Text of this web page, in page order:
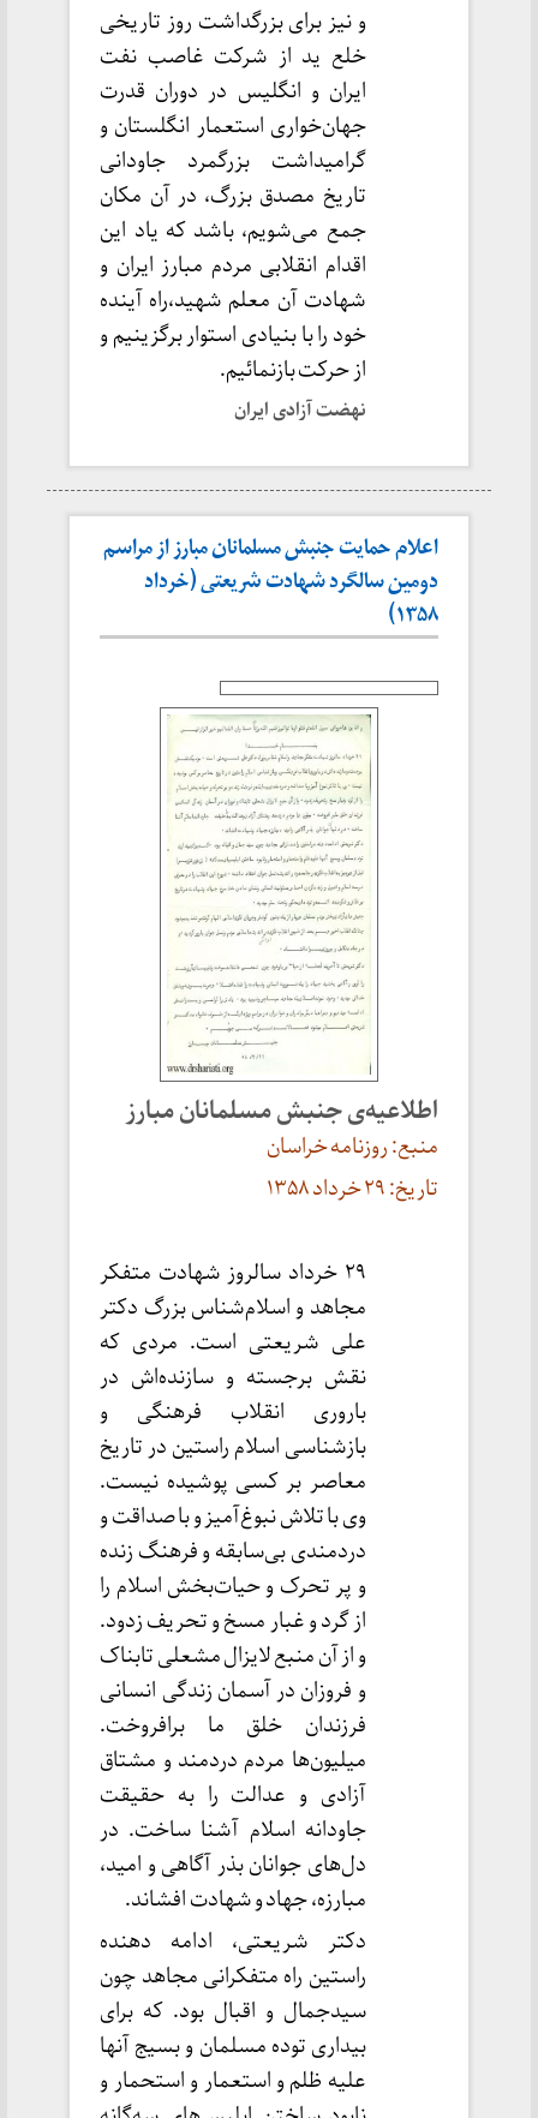
و نیز برای بزرگداشت روز تاریخی
خلع ید از شرکت غاصب نفت
ایران و انگلیس در دوران قدرت
جهان‌خواری استعمار انگلستان و
گرامیداشت بزرگمرد جاودانی
تاریخ مصدق بزرگ، در آن مکان
جمع می‌شویم، باشد که یاد این
اقدام انقلابی مردم مبارز ایران و
شهادت آن معلم شهید،راه آینده
خود را با بنیادی استوار برگزینیم و
از حرکت بازنمائیم.
نهضت آزادی ایران
اعلام حمایت جنبش مسلمانان مبارز از مراسم
دومین سالگرد شهادت شریعتی (خرداد
۱۳۵۸)
اطلاعیه‌ی جنبش مسلمانان مبارز
منبع: روزنامه خراسان
تاریخ: ۲۹ خرداد
۱۳۵۸
۲۹ خرداد سالروز شهادت متفکر
مجاهد و اسلام‌شناس بزرگ دکتر
علی شریعتی است. مردی‌ که
نقش برجسته و سازنده‌اش در
باروری انقلاب فرهنگی و
بازشناسی اسلام راستین در تاریخ
معاصر بر کسی پوشیده نیست.
وی با تلاش نبوغ‌آمیز و با صداقت و
دردمندی بی‌سابقه و فرهنگ زنده
و پر تحرک و حیات‌بخش اسلام را
از گرد و غبار مسخ و تحریف زدود.
و از آن منبع لایزال مشعلی تابناک
و فروزان در آسمان زندگی انسانی
فرزندان خلق ما برافروخت.
میلیون‌ها مردم دردمند و مشتاق
آزادی و عدالت را به حقیقت
جاودانه اسلام آشنا ساخت. در
دل‌های جوانان بذر آگاهی و امید،
مبارزه، جهاد و شهادت افشاند.
دکتر شریعتی، ادامه دهنده
راستین راه متفکرانی مجاهد چون
سیدجمال و اقبال بود. که برای
بیداری توده مسلمان و بسیج آنها
علیه ظلم و استعمار و استحمار و